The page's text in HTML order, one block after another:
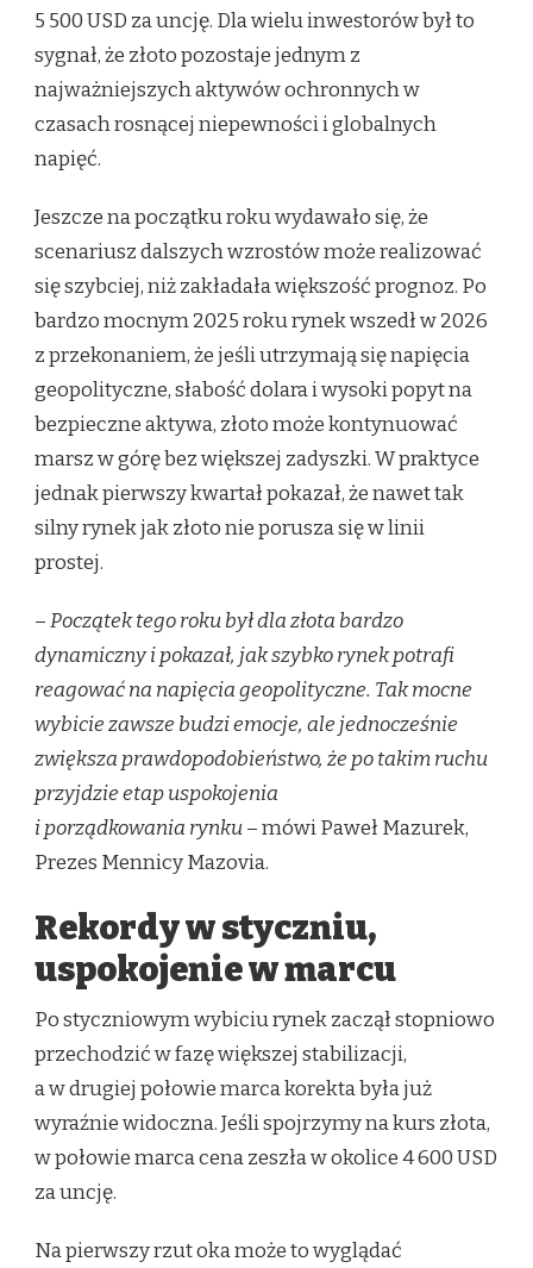
WSZEDŁ
W
STABILIZACJI
5 500 USD za uncję. Dla wielu inwestorów był to
sygnał, że złoto pozostaje jednym z
najważniejszych aktywów ochronnych w
czasach rosnącej niepewności i globalnych
napięć.
Jeszcze na początku roku wydawało się, że
scenariusz dalszych wzrostów może realizować
się szybciej, niż zakładała większość prognoz. Po
bardzo mocnym 2025 roku rynek wszedł w 2026
z przekonaniem, że jeśli utrzymają się napięcia
geopolityczne, słabość dolara i wysoki popyt na
bezpieczne aktywa, złoto może kontynuować
marsz w górę bez większej zadyszki. W praktyce
jednak pierwszy kwartał pokazał, że nawet tak
silny rynek jak złoto nie porusza się w linii
prostej.
–Początek tego roku był dla złota bardzo
dynamiczny i pokazał, jak szybko rynek potrafi
reagować na napięcia geopolityczne. Tak mocne
wybicie zawsze budzi emocje, ale jednocześnie
zwiększa prawdopodobieństwo, że po takim ruchu
przyjdzie etap uspokojenia
i porządkowania rynku– mówi Paweł Mazurek,
Prezes Mennicy Mazovia.
Rekordy w styczniu,
uspokojenie w marcu
Po styczniowym wybiciu rynek zaczął stopniowo
przechodzić w fazę większej stabilizacji,
a w drugiej połowie marca korekta była już
wyraźnie widoczna. Jeśli spojrzymy na kurs złota,
w połowie marca cena zeszła w okolice 4 600 USD
za uncję.
Na pierwszy rzut oka może to wyglądać